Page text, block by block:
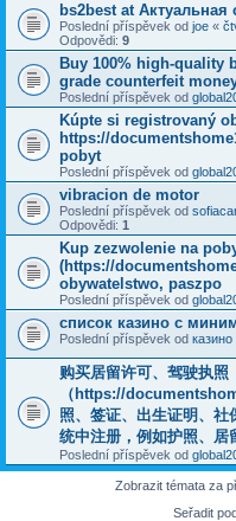
bs2best at
Poslední příspěvek od joe «
Odpovědi: 9
Buy 100% high-quality
grade counterfeit
Poslední příspěvek od
Kúpte si registrovaný
https://
pobyt
Poslední příspěvek od
vibracion de motor
Poslední příspěvek od
Odpovědi: 1
Kup zezwolenie na
(https://
obywatelstwo, paszpo
Poslední příspěvek od
список казино с
Poslední příspěvek od
购买居留许可、驾驶执照
（https://
照、签证、出生证明、
统中注册，例如护照、居
Poslední příspěvek od
Zobrazit témata za
Seřadit